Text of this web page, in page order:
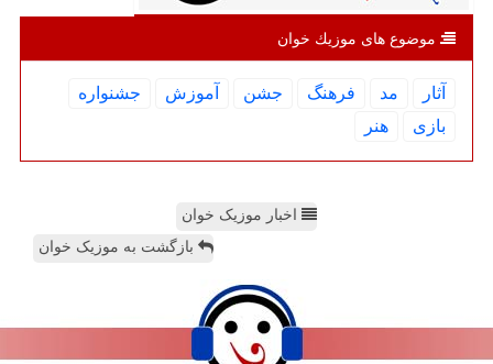
موضوع های موزیك خوان
آثار مد فرهنگ جشن آموزش
جشنواره
بازی
هنر
اخبار موزیک خوان
بازگشت به موزیک خوان